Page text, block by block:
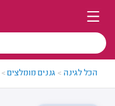
הכל לגינה > גננים מומלצים>